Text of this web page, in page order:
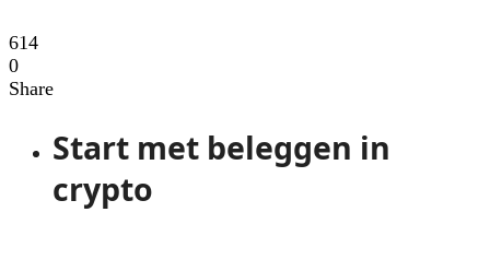
614
0
Share
Start met beleggen in
crypto